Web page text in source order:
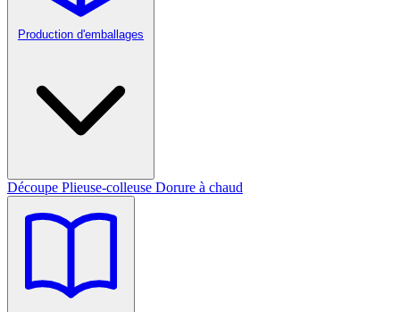
Production d'emballages
Découpe Plieuse-colleuse Dorure à chaud